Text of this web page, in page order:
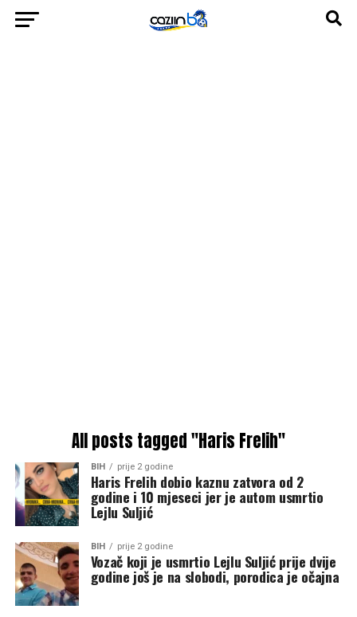
All posts tagged "Haris Frelih"
BIH prije 2 godine
Haris Frelih dobio kaznu zatvora od 2
godine i 10 mjeseci jer je autom usmrtio
Lejlu Suljić
BIH prije 2 godine
Vozač koji je usmrtio Lejlu Suljić prije dvije
godine još je na slobodi, porodica je očajna